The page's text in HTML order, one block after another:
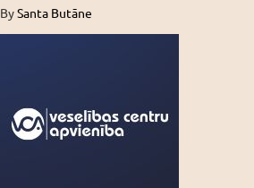
BySanta Butāne